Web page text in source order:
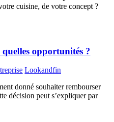
cuisine, de votre concept ?
opportunités ?
Lookandfin
donné souhaiter rembourser
décision peut s’expliquer par